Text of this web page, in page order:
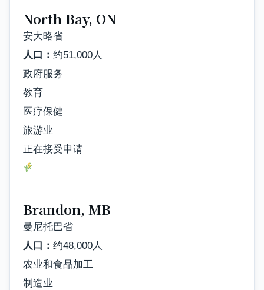
North Bay, ON
安大略省
人口： 约51,000人
政府服务
教育
医疗保健
旅游业
正在接受申请
Brandon, MB
曼尼托巴省
人口： 约48,000人
农业和食品加工
制造业